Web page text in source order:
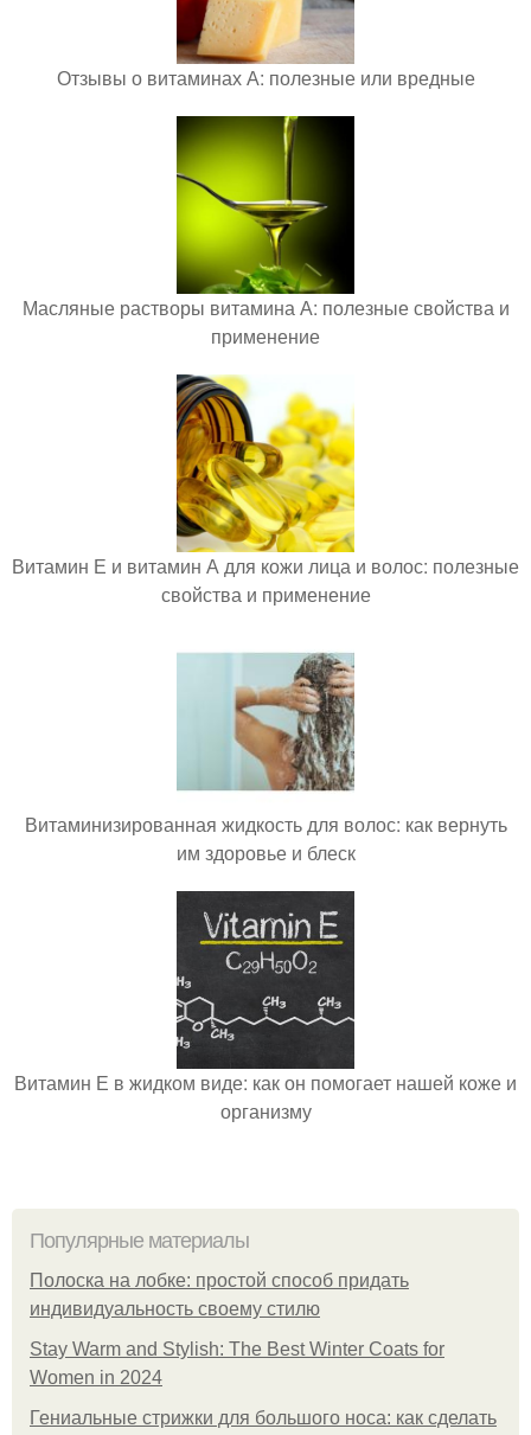
Отзывы о витаминах А: полезные или вредные
Масляные растворы витамина А: полезные свойства и
применение
Витамин Е и витамин А для кожи лица и волос: полезные
свойства и применение
Витаминизированная жидкость для волос: как вернуть
им здоровье и блеск
Витамин Е в жидком виде: как он помогает нашей коже и
организму
Популярные материалы
Полоска на лобке: простой способ придать
индивидуальность своему стилю
Stay Warm and Stylish: The Best Winter Coats for
Women in 2024
Гениальные стрижки для большого носа: как сделать